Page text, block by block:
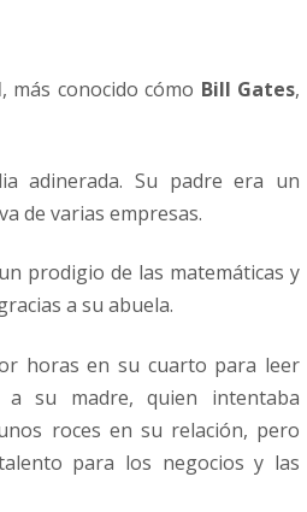
, más conocido cómo Bill Gates,
adinerada. Su padre era un
de varias empresas.
prodigio de las matemáticas y
a su abuela.
horas en su cuarto para leer
a su madre, quien intentaba
roces en su relación, pero
para los negocios y las